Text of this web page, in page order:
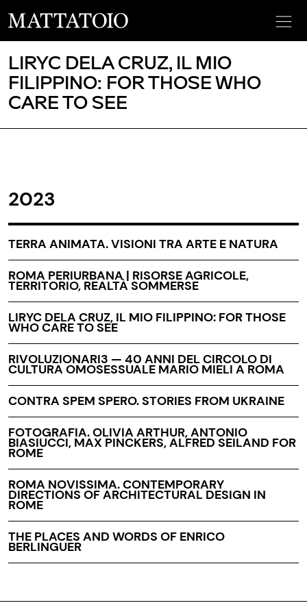
LIRYC DELA CRUZ, IL MIO
FILIPPINO: FOR THOSE WHO
CARE TO SEE
2023
TERRA ANIMATA. VISIONI TRA ARTE E NATURA
ROMA PERIURBANA | RISORSE AGRICOLE,
TERRITORIO, REALTÀ SOMMERSE
LIRYC DELA CRUZ, IL MIO FILIPPINO: FOR THOSE
WHO CARE TO SEE
RIVOLUZIONARI3 — 40 ANNI DEL CIRCOLO DI
CULTURA OMOSESSUALE MARIO MIELI A ROMA
CONTRA SPEM SPERO. STORIES FROM UKRAINE
FOTOGRAFIA. OLIVIA ARTHUR, ANTONIO
BIASIUCCI, MAX PINCKERS, ALFRED SEILAND FOR
ROME
ROMA NOVISSIMA. CONTEMPORARY
DIRECTIONS OF ARCHITECTURAL DESIGN IN
ROME
THE PLACES AND WORDS OF ENRICO
BERLINGUER